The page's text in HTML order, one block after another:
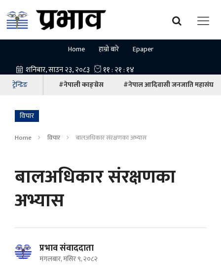
Home हाम्रो बारे Epaper
ट्रेन्डिङ #नेपाली काङ्ग्रेस #नेपाल आदिवासी जनजाति महासंघ
विचार
Home विचार बालअधिकार संरक्षणका अभ्यास
बालअधिकार संरक्षणका
अभ्यास
प्रभाव संवाददाता
मंगलबार, मंसिर ९, २०८२